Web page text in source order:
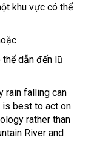
khu vực có thể
dẫn đến lũ
rain falling can
is best to act on
rather than
River and